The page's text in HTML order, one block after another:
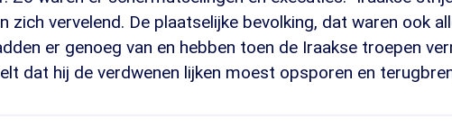
zich vervelend. De plaatselijke bevolking, dat waren ook
er genoeg van en hebben toen de Iraakse troepen
dat hij de verdwenen lijken moest opsporen en